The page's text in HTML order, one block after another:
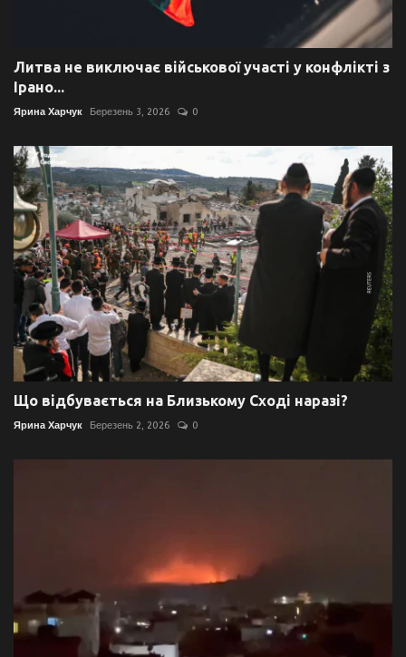
Литва не виключає військової участі у конфлікті з
Ірано...
Ярина Харчук Березень 3, 2026 0
Що відбувається на Близькому Сході наразі?
Ярина Харчук Березень 2, 2026 0